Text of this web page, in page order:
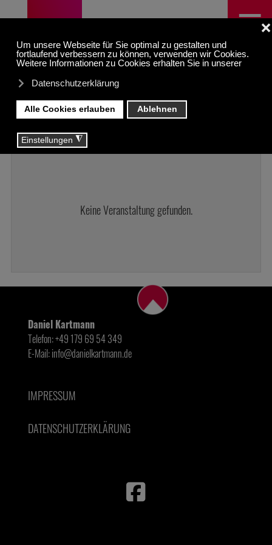
Heute
Aug. 8 2026 - Sep. 6 2026
Monat Woche Tag Liste
Keine Veranstaltung gefunden.
Daniel Kartmann
Telefon: +49 179 69 54 349
E-Mail: info@danielkartmann.de
IMPRESSUM
DATENSCHUTZERKLÄRUNG
fa-
facebook-
≡